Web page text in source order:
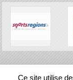
REGIONS
Ce site utilise